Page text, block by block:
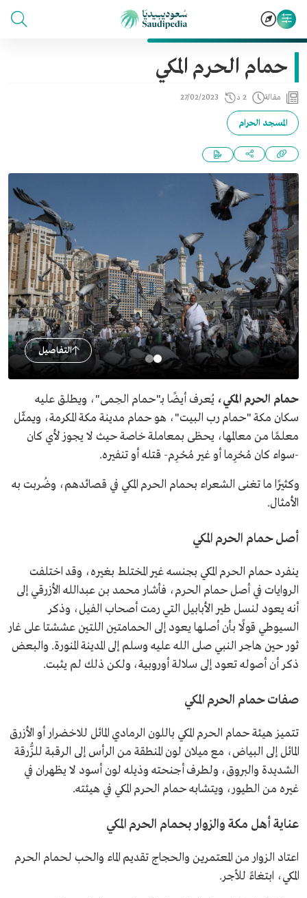
حمام الحرم المكي
مقالة 2 د 27/02/2023
المسجد الحرام
التفاصيل
حمام الحرم المكي، يُعرف أيضًا بـ"حمام الحِمى"، ويطلق عليه
سكان مكة "حمام رب البيت"، هو حمام مدينة مكة المكرمة، ويمثّل
معلمًا من معالمها، يحظى بمعاملة خاصة حيث لا يجوز لأي كان
-سواء كان مُحْرِما أو غير مُحْرِم- قتله أو تنفيره.
وكثيرًا ما تغنى الشعراء بحمام الحرم المكي في قصائدهم، وضُربت به
الأمثال.
أصل حمام الحرم المكي
ينفرد حمام الحرم المكي بجنسه غير المختلط بغيره، وقد اختلفت
الروايات في أصل حمام الحرم، فأشار محمد بن عبدالله الأزرقي إلى
أنه يعود لنسل طير الأبابيل التي رمت أصحاب الفيل، وذكر
السيوطي قولًا بأن أصلها يعود إلى الحمامتين اللتين عششتا على غار
ثور حين هاجر النبي صلى الله عليه وسلم إلى المدينة المنورة. والبعض
ذكر أن أصوله تعود إلى سلالة أوروبية، ولكن ذلك لم يثبت.
صفات حمام الحرم المكي
تتميز هيئة حمام الحرم المكي باللون الرمادي المائل للاخضرار أو الأزرق
المائل إلى البياض، مع ميلان لون المنطقة من الرأس إلى الرقبة للزُّرقة
الشديدة والبروق، ولطرف أجنحته وذيله لون أسود لا يظهران في
غيره من الطيور، ويتشابه حمام الحرم المكي في هيئته.
عناية أهل مكة والزوار بحمام الحرم المكي
اعتاد الزوار من المعتمرين والحجاج تقديم الماء والحب لحمام الحرم
المكي، ابتغاءً للأجر.